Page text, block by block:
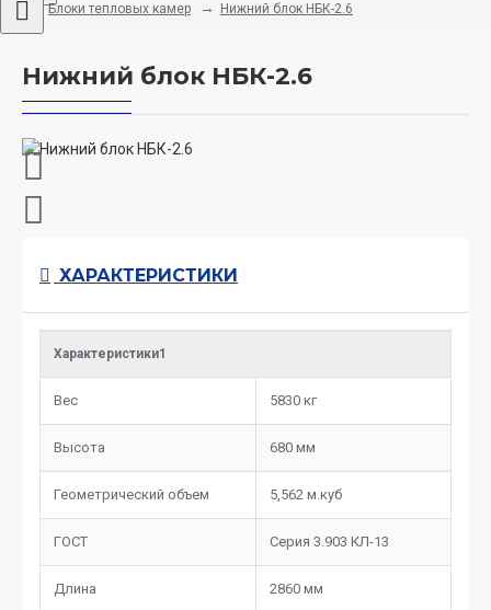
Блоки тепловых камер
Нижний блок НБК-2.6
Нижний блок НБК-2.6
ХАРАКТЕРИСТИКИ
Характеристики1
Вес 5830 кг
Высота 680 мм
Геометрический объем 5,562 м.куб
ГОСТ Серия 3.903 КЛ-13
Длина 2860 мм